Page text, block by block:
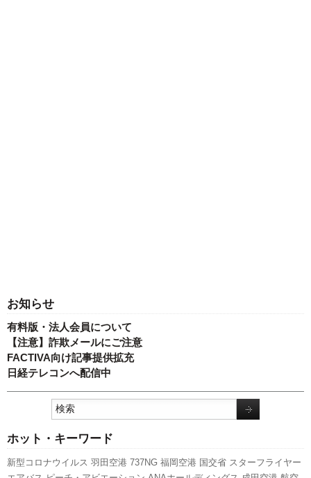
お知らせ
有料版・法人会員について
【注意】詐欺メールにご注意
FACTIVA向け記事提供拡充
日経テレコンへ配信中
ホット・キーワード
新型コロナウイルス 羽田空港 737NG 福岡空港 国交省 スターフライヤー